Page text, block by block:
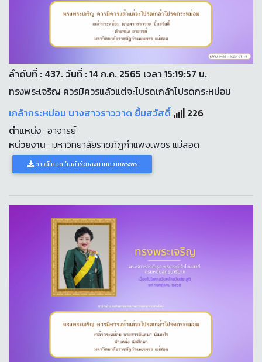
ลำดับที่ : 437. วันที่ : 14 ก.ค. 2565 เวลา 15:19:57 น.
ทรงพระเจริญ ควรมิควรแล้วแต่จะโปรดเกล้าโปรดกระหม่อม
เกล้ากระหม่อม นางสาวราววาด ยิ้มสวัสดิ์
226
ตำแหน่ง: อาจารย์
หน่วยงาน : มหาวิทยาลัยราชภัฏกำแพงเพชร แม่สอด
ดาวน์โหลด ใบเข้าร่วมลงนามถวายพระพร